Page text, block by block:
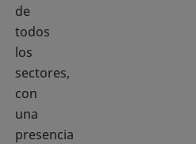
de
todos
los
sectores,
con
una
presencia